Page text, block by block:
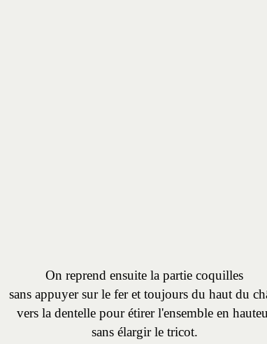
On reprend ensuite la partie coquilles
sans appuyer sur le fer et toujours du haut du
vers la dentelle pour étirer l'ensemble en
sans élargir le tricot.